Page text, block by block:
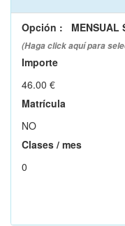
Opción : MENSUAL
(Haga click aquí para
Importe
46.00 €
Matrícula
NO
Clases / mes
0